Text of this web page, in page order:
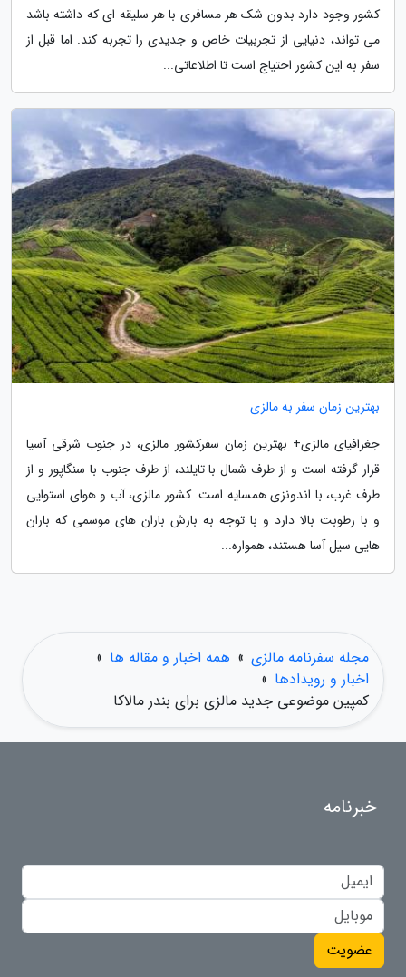
کشور وجود دارد بدون شک هر مسافری با هر سلیقه ای که داشته باشد
می تواند، دنیایی از تجربیات خاص و جدیدی را تجربه کند. اما قبل از
سفر به این کشور احتیاج است تا اطلاعاتی...
بهترین زمان سفر به مالزی
جغرافیای مالزی+ بهترین زمان سفرکشور مالزی، در جنوب شرقی آسیا
قرار گرفته است و از طرف شمال با تایلند، از طرف جنوب با سنگاپور و از
طرف غرب، با اندونزی همسایه است. کشور مالزی، آب و هوای استوایی
و با رطوبت بالا دارد و با توجه به بارش باران های موسمی که باران
هایی سیل آسا هستند، همواره...
مجله سفرنامه مالزی » همه اخبار و مقاله ها »
اخبار و رویدادها »
کمپین موضوعی جدید مالزی برای بندر مالاکا
خبرنامه
عضویت